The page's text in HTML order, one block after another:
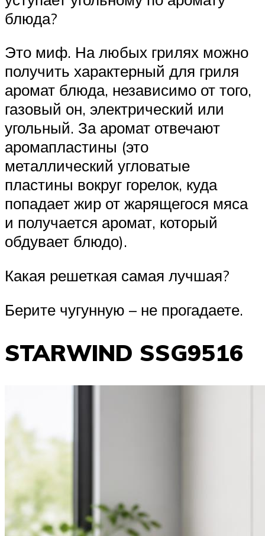
блюда?
Это миф. На любых грилях можно
получить характерный для гриля
аромат блюда, независимо от того,
газовый он, электрический или
угольный. За аромат отвечают
аромапластины (это
металлический угловатые
пластины вокруг горелок, куда
попадает жир от жарящегося мяса
и получается аромат, который
обдувает блюдо).
Какая решеткая самая лучшая?
Берите чугунную – не прогадаете.
STARWIND SSG9516